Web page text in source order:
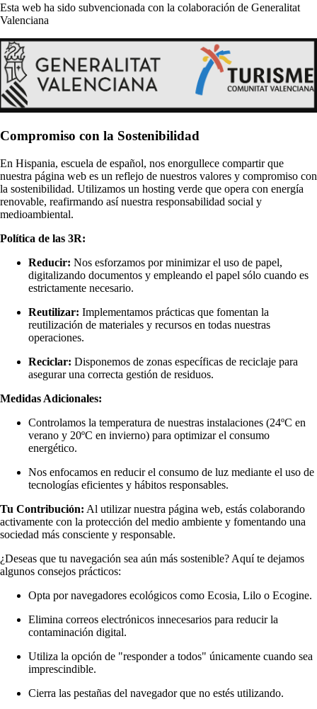
Esta web ha sido subvencionada con la colaboración de Generalitat
Valenciana
Compromiso con la Sostenibilidad
En Hispania, escuela de español, nos enorgullece compartir que
nuestra página web es un reflejo de nuestros valores y compromiso con
la sostenibilidad. Utilizamos un hosting verde que opera con energía
renovable, reafirmando así nuestra responsabilidad social y
medioambiental.
Política de las 3R:
Reducir: Nos esforzamos por minimizar el uso de papel,
digitalizando documentos y empleando el papel sólo cuando es
estrictamente necesario.
Reutilizar: Implementamos prácticas que fomentan la
reutilización de materiales y recursos en todas nuestras
operaciones.
Reciclar: Disponemos de zonas específicas de reciclaje para
asegurar una correcta gestión de residuos.
Medidas Adicionales:
Controlamos la temperatura de nuestras instalaciones (24ºC en
verano y 20ºC en invierno) para optimizar el consumo
energético.
Nos enfocamos en reducir el consumo de luz mediante el uso de
tecnologías eficientes y hábitos responsables.
Tu Contribución: Al utilizar nuestra página web, estás colaborando
activamente con la protección del medio ambiente y fomentando una
sociedad más consciente y responsable.
¿Deseas que tu navegación sea aún más sostenible? Aquí te dejamos
algunos consejos prácticos:
Opta por navegadores ecológicos como Ecosia, Lilo o Ecogine.
Elimina correos electrónicos innecesarios para reducir la
contaminación digital.
Utiliza la opción de "responder a todos" únicamente cuando sea
imprescindible.
Cierra las pestañas del navegador que no estés utilizando.